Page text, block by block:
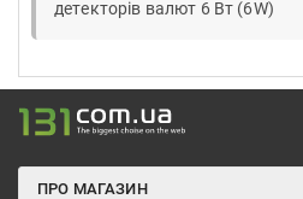
детекторів валют 6 Вт (6W)
ПРО МАГАЗИН